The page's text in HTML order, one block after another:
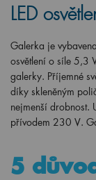
LED
Galerka je
osvětlení o síle 5,3
galerky. Příjemné
díky skleněným
nejmenší drobnost.
přívodem 230 V.
5